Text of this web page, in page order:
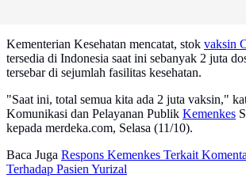
Kementerian Kesehatan mencatat, stok vaksin
tersedia di Indonesia saat ini sebanyak 2 juta
tersebar di sejumlah fasilitas kesehatan.
"Saat ini, total semua kita ada 2 juta vaksin,"
Komunikasi dan Pelayanan Publik Kemenkes
kepada merdeka.com, Selasa (11/10).
Baca Juga Respons Kemenkes Terkait
Terhadap Pasien Yurizal